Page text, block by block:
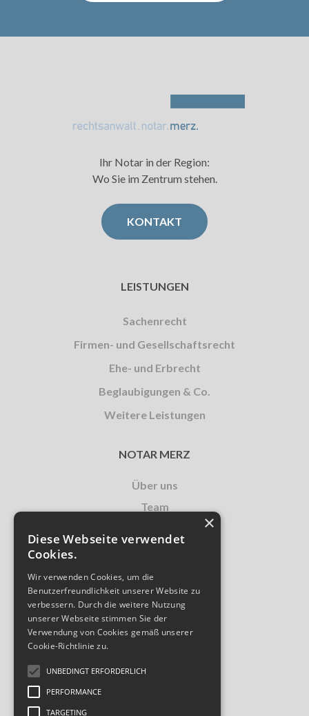
Ihr Notar in der Region:
Wo Sie im Zentrum stehen.
KONTAKT
LEISTUNGEN
Sachenrecht
Firmen- und Gesellschaftsrecht
Ehe- und Erbrecht
Beglaubigungen & Co.
Weitere Leistungen
NOTAR MERZ
Über uns
Team
ADRESSE
rechtsanwalt.notar.merz.
lic. iur. Marcel Merz
×
Diese Webseite verwendet
Cookies.
Wir verwenden Cookies, um die
Benutzerfreundlichkeit unserer Website zu
verbessern. Durch die weitere Nutzung
unserer Webseite stimmen Sie der
Verwendung von Cookies gemäß unserer
Cookie-Richtlinie zu.
UNBEDINGT ERFORDERLICH
PERFORMANCE
TARGETING